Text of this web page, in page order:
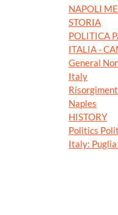
NAPOLI
STORIA
POLITICA
ITALIA -
General
Italy
Naples
HISTORY
Politics
Italy: